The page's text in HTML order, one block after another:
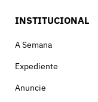
INSTITUCIONAL
A Semana
Expediente
Anuncie